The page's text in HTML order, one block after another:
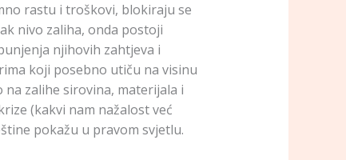
rastu i troškovi, blokiraju se
nivo zaliha, onda postoji
njihovih zahtjeva i
koji posebno utiču na visinu
zalihe sirovina, materijala i
(kakvi nam nažalost već
pokažu u pravom svjetlu.